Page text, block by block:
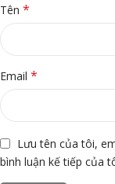
Tên *
Email *
Lưu tên của tôi,
bình luận kế tiếp của